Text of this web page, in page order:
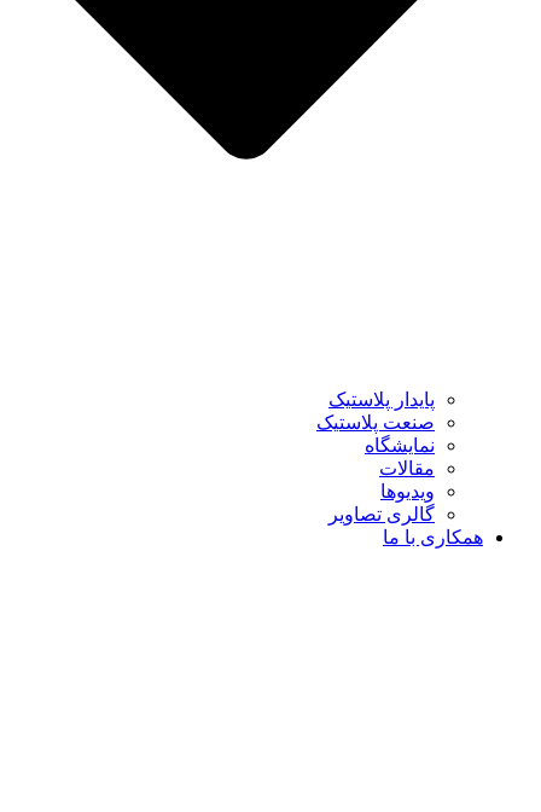
پایدار پلاستیک
صنعت پلاستیک
نمایشگاه
مقالات
ویدیوها
گالری تصاویر
همکاری با ما